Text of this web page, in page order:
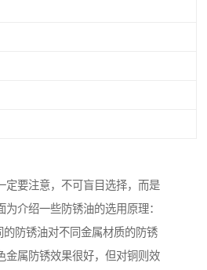
定要注意，不可盲目选择，而是
介绍一些防锈油的选用原理：
的防锈油对不同金属材质的防锈
金属防锈效果很好，但对铜则效